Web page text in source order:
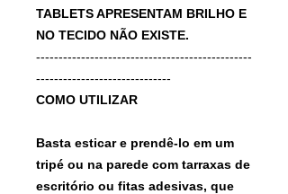
TABLETS APRESENTAM BRILHO E
NO TECIDO NÃO EXISTE.
------------------------------------------------
------------------------------
COMO UTILIZAR
Basta esticar e prendê-lo em um
tripé ou na parede com tarraxas de
escritório ou fitas adesivas, que